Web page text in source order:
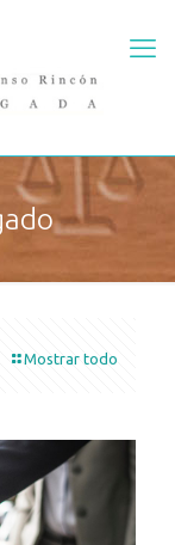
Mostrar todo